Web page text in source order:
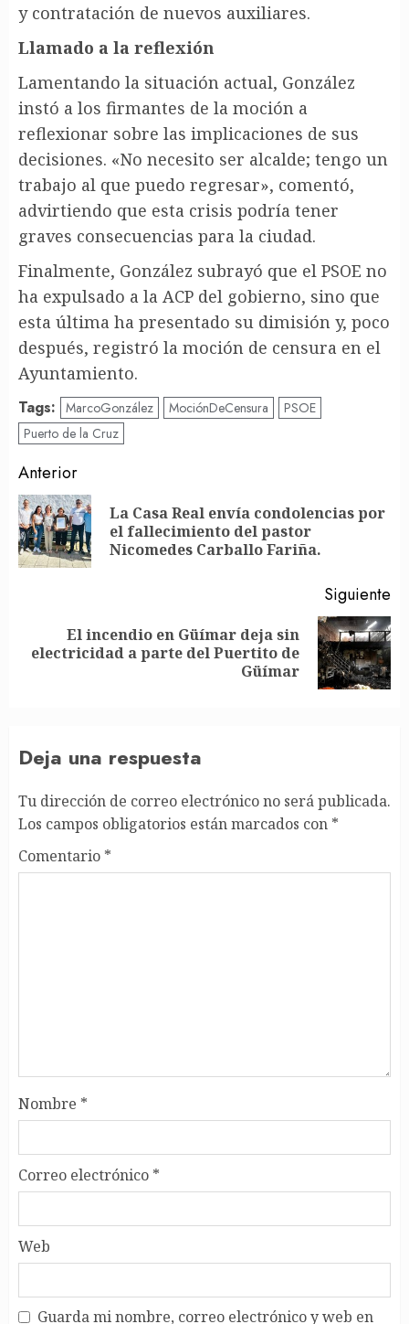
y contratación de nuevos auxiliares.
Llamado a la reflexión
Lamentando la situación actual, González
instó a los firmantes de la moción a
reflexionar sobre las implicaciones de sus
decisiones. «No necesito ser alcalde; tengo un
trabajo al que puedo regresar», comentó,
advirtiendo que esta crisis podría tener
graves consecuencias para la ciudad.
Finalmente, González subrayó que el PSOE no
ha expulsado a la ACP del gobierno, sino que
esta última ha presentado su dimisión y, poco
después, registró la moción de censura en el
Ayuntamiento.
Tags: MarcoGonzález MociónDeCensura
PSOE
Puerto de la Cruz
Post
navigation
Anterior
La Casa Real envía condolencias por
el fallecimiento del pastor
Nicomedes Carballo Fariña.
Siguiente
Siguiente
El incendio en Güímar deja sin
electricidad a parte del Puertito de
Güímar
Deja una respuesta
Tu dirección de correo electrónico no será publicada.
Los campos obligatorios están marcados con *
Comentario *
Nombre *
Correo electrónico *
Web
Guarda mi nombre, correo electrónico y web en